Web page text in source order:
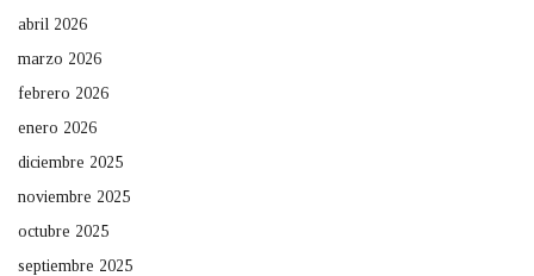
abril 2026
marzo 2026
febrero 2026
enero 2026
diciembre 2025
noviembre 2025
octubre 2025
septiembre 2025